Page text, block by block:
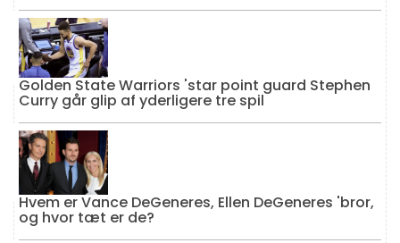
Golden State Warriors 'star point guard Stephen
Curry går glip af yderligere tre spil
Hvem er Vance DeGeneres, Ellen DeGeneres 'bror,
og hvor tæt er de?